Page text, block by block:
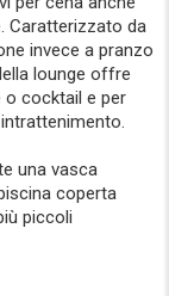
Caratterizzato da
invece a pranzo
lounge offre
o cocktail e per
una vasca
coperta
piccoli